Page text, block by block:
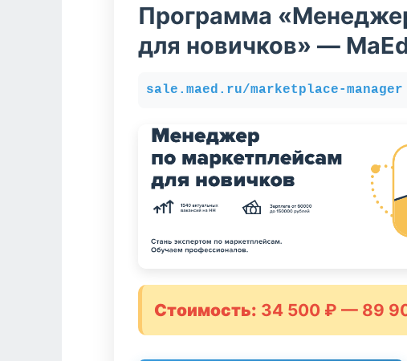
Программа
для новичков» —
sale.maed.ru/marketplace-manager
Стоимость: 34 500 ₽ — 89